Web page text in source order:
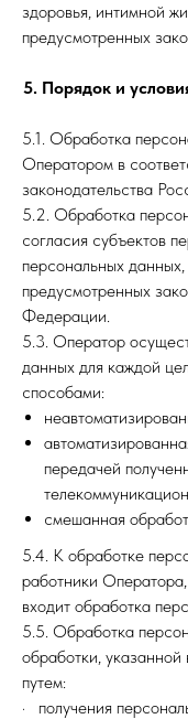
здоровья, интимной
предусмотренных
5. Порядок и
5.1. Обработка
Оператором в
законодательства
5.2. Обработка
согласия субъектов
персональных данных,
предусмотренных
Федерации.
5.3. Оператор
данных для каждой
способами:
передачей
смешанная
5.4. К обработке
работники
входит обработка
5.5. Обработка
обработки,
путем:
· получения